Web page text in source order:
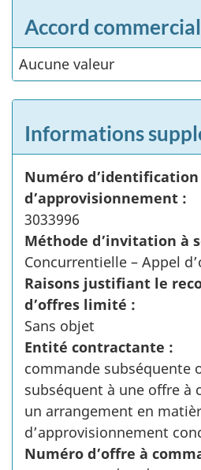
Accord
Aucune valeur
Informations
Numéro d’identification
d’approvisionnement :
3033996
Méthode d’invitation à
Concurrentielle – Appel
Raisons justifiant le
d’offres limité :
Sans objet
Entité contractante :
commande subséquente
subséquent à une offre à
un arrangement en
d’approvisionnement
Numéro d’offre à